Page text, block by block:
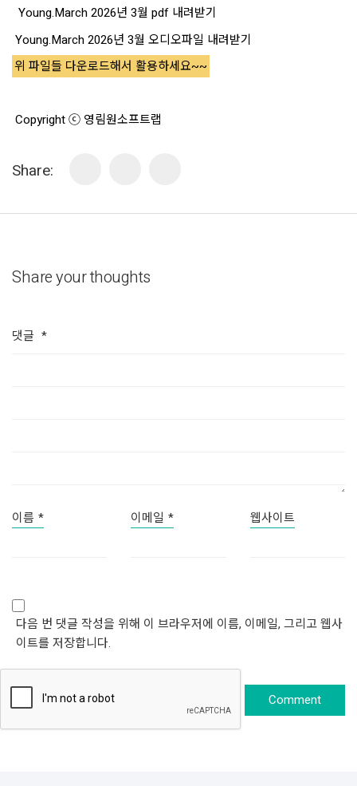
Young.March 2026년 3월 pdf 내려받기
Young.March 2026년 3월 오디오파일 내려받기
위 파일들 다운로드해서 활용하세요~~
Copyright ⓒ 영림원소프트랩
Share:
Share your thoughts
댓글 *
이름 * 이메일 * 웹사이트
다음 번 댓글 작성을 위해 이 브라우저에 이름, 이메일, 그리고 웹사
이트를 저장합니다.